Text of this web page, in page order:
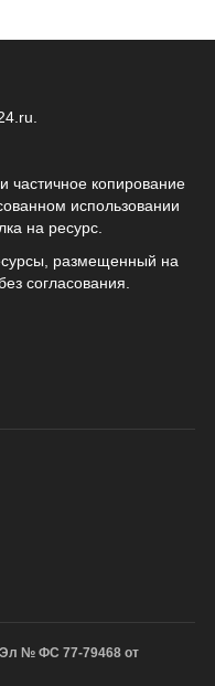
копирование
использовании
на ресурс.
размещенный на
согласования.
№ ФС 77-79468 от